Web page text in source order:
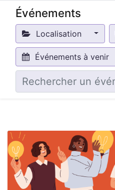
Événements
Localisation
Événements à venir